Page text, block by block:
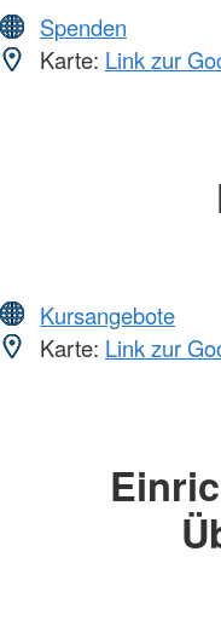
Spenden
Karte: Link zur
Kursangebote
Karte: Link zur